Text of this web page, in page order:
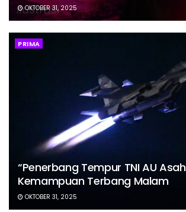
OKTOBER 31, 2025
PRIMA
“Penerbang Tempur TNI AU Asah
Kemampuan Terbang Malam
OKTOBER 31, 2025